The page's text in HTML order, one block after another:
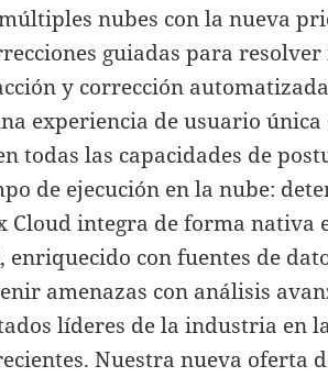
nubes con la nueva
guiadas para
y corrección
experiencia de usuario única
todas las capacidades de
de ejecución en la nube:
Cloud integra de forma nativa
enriquecido con fuentes de
amenazas con análisis
líderes de la industria en
Nuestra nueva oferta